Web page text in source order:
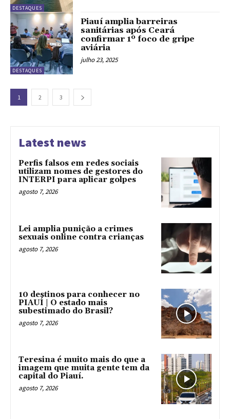
DESTAQUES
DESTAQUES
Piauí amplia barreiras
sanitárias após Ceará
confirmar 1º foco de gripe
aviária
julho 23, 2025
1 2 3
Latest news
Perfis falsos em redes sociais
utilizam nomes de gestores do
INTERPI para aplicar golpes
agosto 7, 2026
Lei amplia punição a crimes
sexuais online contra crianças
agosto 7, 2026
10 destinos para conhecer no
PIAUÍ | O estado mais
subestimado do Brasil?
agosto 7, 2026
Teresina é muito mais do que a
imagem que muita gente tem da
capital do Piauí.
agosto 7, 2026